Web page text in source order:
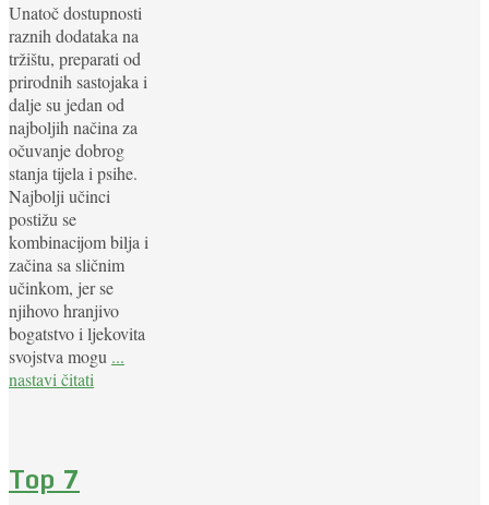
Unatoč dostupnosti
raznih dodataka na
tržištu, preparati od
prirodnih sastojaka i
dalje su jedan od
najboljih načina za
očuvanje dobrog
stanja tijela i psihe.
Najbolji učinci
postižu se
kombinacijom bilja i
začina sa sličnim
učinkom, jer se
njihovo hranjivo
bogatstvo i ljekovita
svojstva mogu ...
nastavi čitati
Top 7